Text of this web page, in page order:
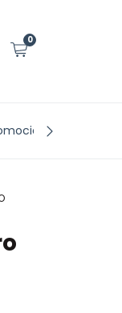
0
vigentes